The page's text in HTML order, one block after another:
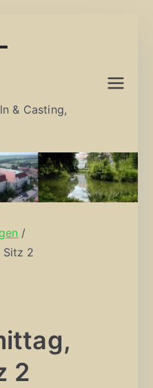
& Casting,
Sitz 2
2